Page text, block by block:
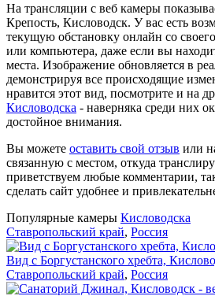
На трансляции с веб камеры
Крепость, Кисловодск. У вас есть
текущую обстановку онлайн со
или компьютера, даже если вы
места. Изображение обновляется в
демонстрируя все происходящие
нравится этот вид, посмотрите и на
Кисловодска - наверняка среди них
достойное внимания.
Вы можете оставить свой отзыв или
связанную с местом, откуда
приветствуем любые комментарии,
сделать сайт удобнее и
Популярные камеры Кисловодска
Ставропольский край, Россия
Вид с Боргустанского хребта,
Ставропольский край, Россия